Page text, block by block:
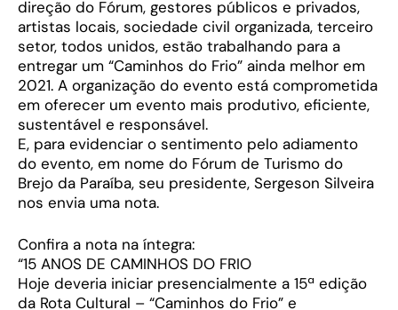
direção do Fórum, gestores públicos e privados,
artistas locais, sociedade civil organizada, terceiro
setor, todos unidos, estão trabalhando para a
entregar um “Caminhos do Frio” ainda melhor em
2021. A organização do evento está comprometida
em oferecer um evento mais produtivo, eficiente,
sustentável e responsável.
E, para evidenciar o sentimento pelo adiamento
do evento, em nome do Fórum de Turismo do
Brejo da Paraíba, seu presidente, Sergeson Silveira
nos envia uma nota.
Confira a nota na íntegra:
“15 ANOS DE CAMINHOS DO FRIO
Hoje deveria iniciar presencialmente a 15ª edição
da Rota Cultural – “Caminhos do Frio” e